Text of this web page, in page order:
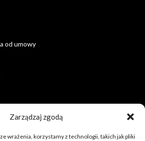
Zarządzaj zgodą
wrażenia, korzystamy z technologii, takich jak pliki
od umowy